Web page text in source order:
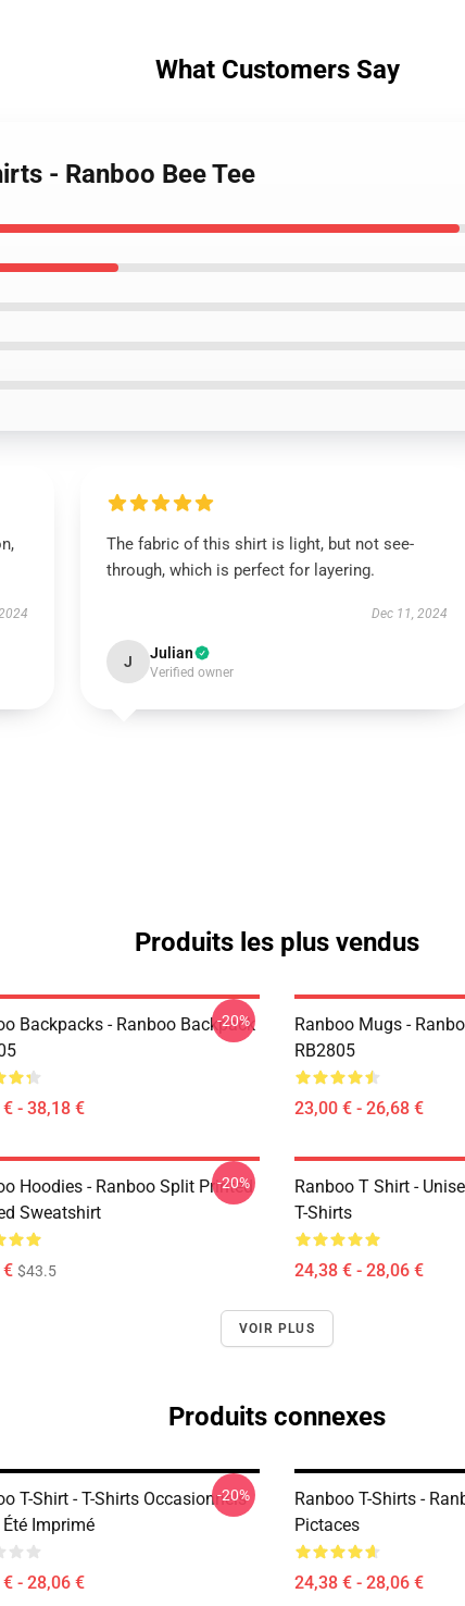
What Customers Say
- Ranboo Bee Tee
The fabric of this shirt is light, but not see-
through, which is perfect for layering.
Dec 11, 2024
J Julian
Verified owner
Produits les plus vendus
Backpacks - Ranboo Backpack
- 38,18 €
-20%
Ranboo Mugs -
RB2805
23,00 € - 26,68 €
Hoodies - Ranboo Split Printed
Sweatshirt
€ $43.5
-20%
Ranboo T Shirt -
T-Shirts
24,38 € - 28,06 €
VOIR PLUS
Produits connexes
T-Shirt - T-Shirts Occasionnels
Imprimé
- 28,06 €
-20%
Ranboo T-Shirts -
Pictaces
24,38 € - 28,06 €